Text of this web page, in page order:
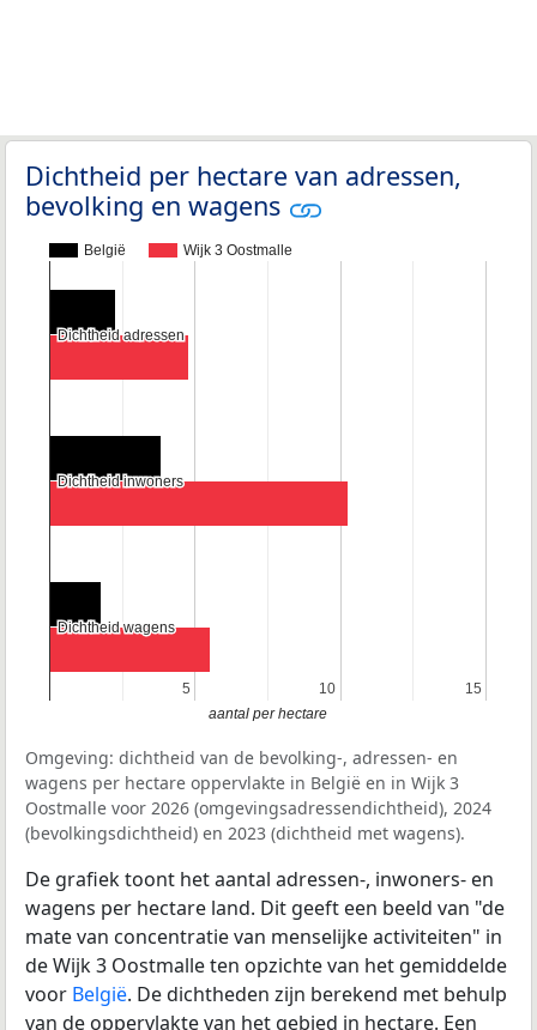
Dichtheid per hectare van adressen,
bevolking en wagens
België Wijk 3 Oostmalle
5
5 10
10 15
15
Dichtheid adressen
Dichtheid adressen
Dichtheid inwoners
Dichtheid inwoners
Dichtheid wagens
Dichtheid wagens
aantal per hectare
Omgeving: dichtheid van de bevolking-, adressen- en
wagens per hectare oppervlakte in België en in Wijk 3
Oostmalle voor 2026 (omgevingsadressendichtheid), 2024
(bevolkingsdichtheid) en 2023 (dichtheid met wagens).
De grafiek toont het aantal adressen-, inwoners- en
wagens per hectare land. Dit geeft een beeld van "de
mate van concentratie van menselijke activiteiten" in
de Wijk 3 Oostmalle ten opzichte van het gemiddelde
voor België. De dichtheden zijn berekend met behulp
van de oppervlakte van het gebied in hectare. Een